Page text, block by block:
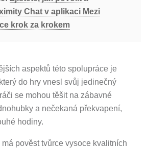
Chat v aplikaci Mezi
krok za krokem
aspektů této spolupráce je
do hry vnesl svůj jedinečný
se mohou těšit na zábavné
a nečekaná překvapení,
hodiny.
pověst tvůrce vysoce kvalitních